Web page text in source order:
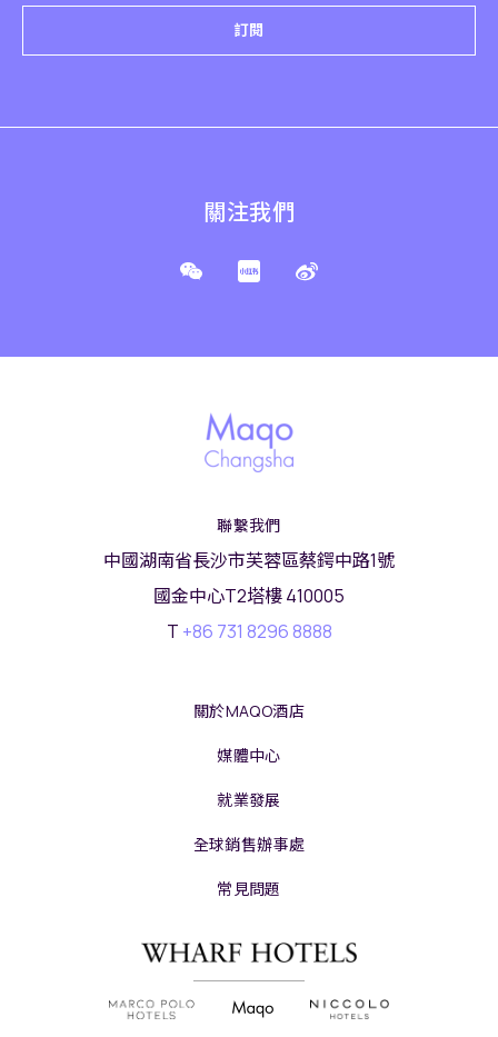
訂閱
關注我們
聯繫我們
中國湖南省長沙市芙蓉區蔡鍔中路1號
國金中心T2塔樓 410005
T +86 731 8296 8888
關於MAQO酒店
媒體中心
就業發展
全球銷售辦事處
常見問題